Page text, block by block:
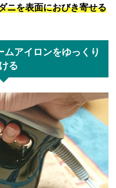
ニを表面におびき寄せる
ムアイロンをゆっくり
る